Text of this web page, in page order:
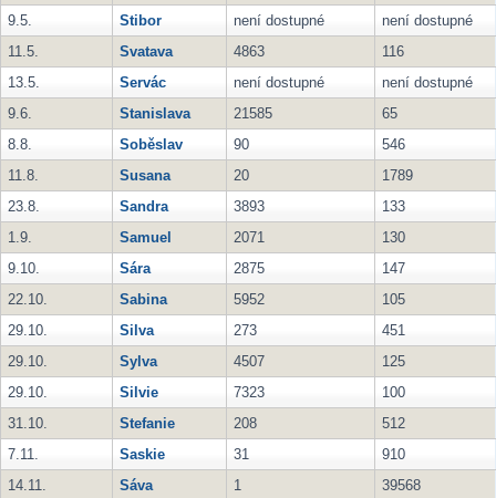
9.5.
Stibor není dostupné
není dostupné
11.5.
Svatava 4863
116
13.5.
Servác není dostupné
není dostupné
9.6.
Stanislava 21585
65
8.8.
Soběslav 90
546
11.8.
Susana 20
1789
23.8.
Sandra 3893
133
1.9.
Samuel 2071
130
9.10.
Sára 2875
147
22.10.
Sabina 5952
105
29.10.
Silva 273
451
29.10.
Sylva 4507
125
29.10.
Silvie 7323
100
31.10.
Stefanie 208
512
7.11.
Saskie 31
910
14.11.
Sáva 1 39568